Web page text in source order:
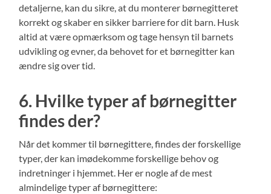
detaljerne, kan du sikre, at du monterer børnegitteret
korrekt og skaber en sikker barriere for dit barn. Husk
altid at være opmærksom og tage hensyn til barnets
udvikling og evner, da behovet for et børnegitter kan
ændre sig over tid.
6. Hvilke typer af børnegitter
findes der?
Når det kommer til børnegittere, findes der forskellige
typer, der kan imødekomme forskellige behov og
indretninger i hjemmet. Her er nogle af de mest
almindelige typer af børnegittere: